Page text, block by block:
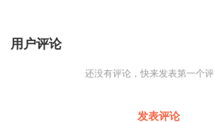
用户评论
还没有评论，快来发表第一个评
发表评论